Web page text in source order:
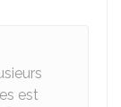
est